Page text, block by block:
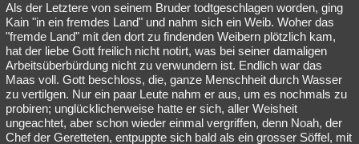
Als der Letztere von seinem Bruder todtgeschlagen worden, ging
Kain "in ein fremdes Land" und nahm sich ein Weib. Woher das
"fremde Land" mit den dort zu findenden Weibern plötzlich kam,
hat der liebe Gott freilich nicht notirt, was bei seiner damaligen
Arbeitsüberbürdung nicht zu verwundern ist. Endlich war das
Maas voll. Gott beschloss, die, ganze Menschheit durch Wasser
zu vertilgen. Nur ein paar Leute nahm er aus, um es nochmals zu
probiren; unglücklicherweise hatte er sich, aller Weisheit
ungeachtet, aber schon wieder einmal vergriffen, denn Noah, der
Chef der Geretteten, entpuppte sich bald als ein grosser Söffel, mit